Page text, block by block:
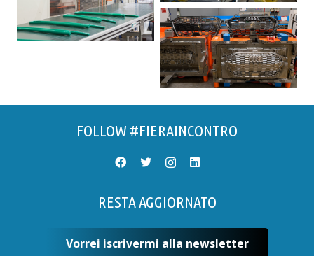
FOLLOW #FIERAINCONTRO
RESTA AGGIORNATO
Vorrei iscrivermi alla newsletter